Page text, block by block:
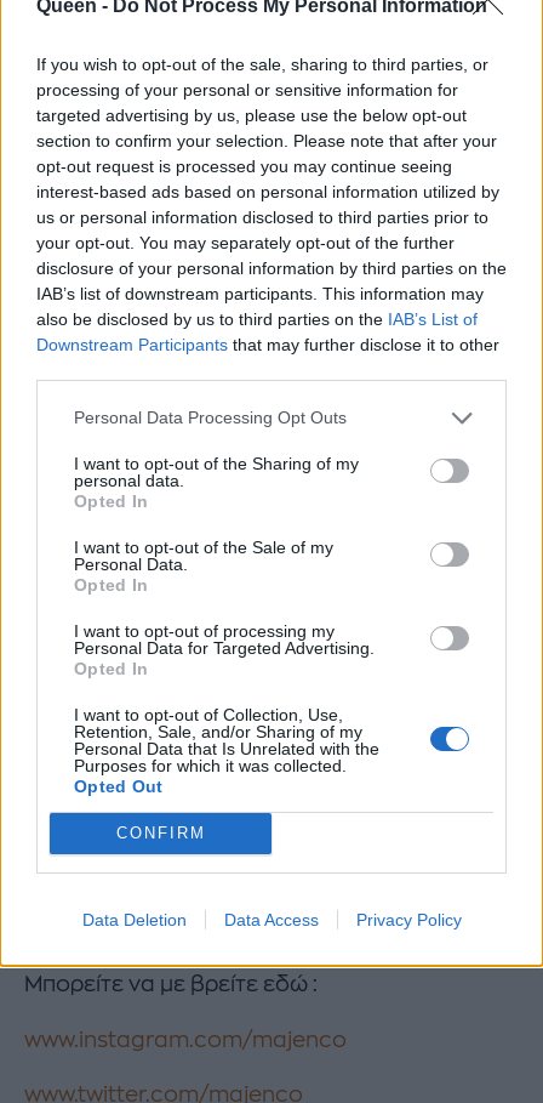
Queen - Do Not Process My Personal Information
If you wish to opt-out of the sale, sharing to third parties, or
processing of your personal or sensitive information for
targeted advertising by us, please use the below opt-out
section to confirm your selection. Please note that after your
opt-out request is processed you may continue seeing
interest-based ads based on personal information utilized by
us or personal information disclosed to third parties prior to
your opt-out. You may separately opt-out of the further
disclosure of your personal information by third parties on the
IAB’s list of downstream participants. This information may
also be disclosed by us to third parties on the IAB’s List of
Downstream Participants that may further disclose it to other
Personal Data Processing Opt Outs
I want to opt-out of the Sharing of my
personal data.
Opted In
I want to opt-out of the Sale of my
Personal Data.
Opted In
I want to opt-out of processing my
Personal Data for Targeted Advertising.
Opted In
I want to opt-out of Collection, Use,
Retention, Sale, and/or Sharing of my
Personal Data that Is Unrelated with the
Purposes for which it was collected.
Opted Out
CONFIRM
Data Deletion Data Access Privacy Policy
Θέλουν περίπου 15-20 λεπτά στον φούρνο και
μετά ούτε 1 λεπτό για να τα ευχαριστηθείτε ..
Καλή επιτυχία ..
Μπορείτε να με βρείτε εδώ :
www.instagram.com/majenco
www.twitter.com/majenco